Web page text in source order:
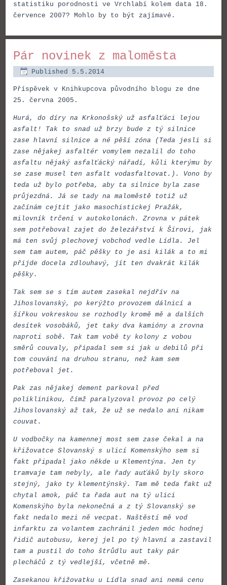
statistiku porodnosti ve Vrchlabí kolem data 18.
července 2007? Mohlo by to být zajímavé.
Pár novinek z maloměsta
Published 5.5.2014
Příspěvek v Knihkupcova původního blogu ze dne
25. června 2005.
Hurá, do díry na Krkonošský už asfalťáci lejou
asfalt! Tak to snad už brzy bude z tý silnice
zase hlavní silnice a né pěší zóna (Teda jesli si
zase nějakej asfaltér vomylem nezalil do toho
asfaltu nějaký asfalťácký nářadí, kůli kterýmu by
se zase musel ten asfalt vodasfaltovat.). Vono by
teda už bylo potřeba, aby ta silnice byla zase
průjezdná. Já se tady na maloměstě totiž už
začínám cejtit jako masochistickej Pražák,
milovník trčení v autokolonách. Zrovna v pátek
sem potřeboval zajet do železářství k Šírovi, jak
má ten svůj plechovej vobchod vedle Lídla. Jel
sem tam autem, páč pěšky to je asi kilák a to mi
přijde docela zdlouhavý, jít ten dvakrát kilák
pěšky.
Tak sem se s tím autem zasekal nejdřív na
Jihoslovanský, po kerýžto provozem dálnicí a
šířkou vokreskou se rozhodly kromě mě a dalších
desítek vosobáků, jet taky dva kamióny a zrovna
naproti sobě. Tak tam vobě ty kolony z vobou
směrů couvaly, připadal sem si jak u debilů při
tom couvání na druhou stranu, než kam sem
potřeboval jet.
Pak zas nějakej dement parkoval před
poliklinikou, čímž paralyzoval provoz po celý
Jihoslovanský až tak, že už se nedalo ani nikam
couvat.
U vodbočky na kamennej most sem zase čekal a na
křižovatce Slovanský s ulicí Komenskýho sem si
fakt připadal jako někde u Klementýna. Jen ty
tramvaje tam nebyly, ale řady auťáků byly skoro
stejný, jako ty klementýnský. Tam mě teda fakt už
chytal amok, páč ta řada aut na tý ulici
Komenskýho byla nekonečná a z tý Slovanský se
fakt nedalo mezi ně vecpat. Naštěstí mě vod
infarktu za volantem zachránil jeden móc hodnej
řidič autobusu, kerej jel po tý hlavní a zastavil
tam a pustil do toho štrůdlu aut taky pár
plecháčů z tý vedlejší, včetně mě.
Zasekanou křižovatku u Lídla snad ani nemá cenu